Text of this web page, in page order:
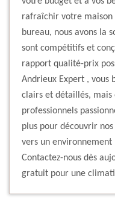
rafraîchir votre
bureau, nous avons la
sont compétitifs et
rapport qualité-prix
Andrieux Expert , vous
clairs et détaillés,
professionnels
plus pour découvrir
vers un environnement
Contactez-nous dès
gratuit pour une